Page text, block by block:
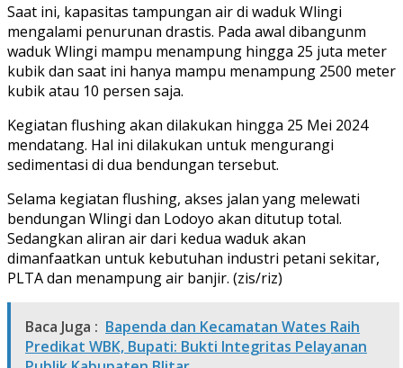
Saat ini, kapasitas tampungan air di waduk Wlingi
mengalami penurunan drastis. Pada awal dibangunm
waduk Wlingi mampu menampung hingga 25 juta meter
kubik dan saat ini hanya mampu menampung 2500 meter
kubik atau 10 persen saja.
Kegiatan flushing akan dilakukan hingga 25 Mei 2024
mendatang. Hal ini dilakukan untuk mengurangi
sedimentasi di dua bendungan tersebut.
Selama kegiatan flushing, akses jalan yang melewati
bendungan Wlingi dan Lodoyo akan ditutup total.
Sedangkan aliran air dari kedua waduk akan
dimanfaatkan untuk kebutuhan industri petani sekitar,
PLTA dan menampung air banjir. (zis/riz)
Baca Juga : Bapenda dan Kecamatan Wates Raih
Predikat WBK, Bupati: Bukti Integritas Pelayanan